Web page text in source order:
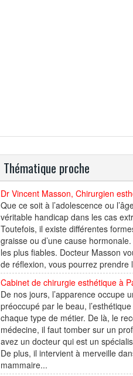
Thématique proche
Dr Vincent Masson, Chirurgien
Que ce soit à l’adolescence ou
véritable handicap dans les cas
Toutefois, il existe différentes
graisse ou d’une cause
les plus fiables. Docteur Masson
de réflexion, vous pourrez prendre
Cabinet de chirurgie esthétique à
De nos jours, l’apparence occupe
préoccupé par le beau,
chaque type de métier. De là, le
médecine, il faut tomber sur un
avez un docteur qui est un
De plus, il intervient à merveille
mammaire...